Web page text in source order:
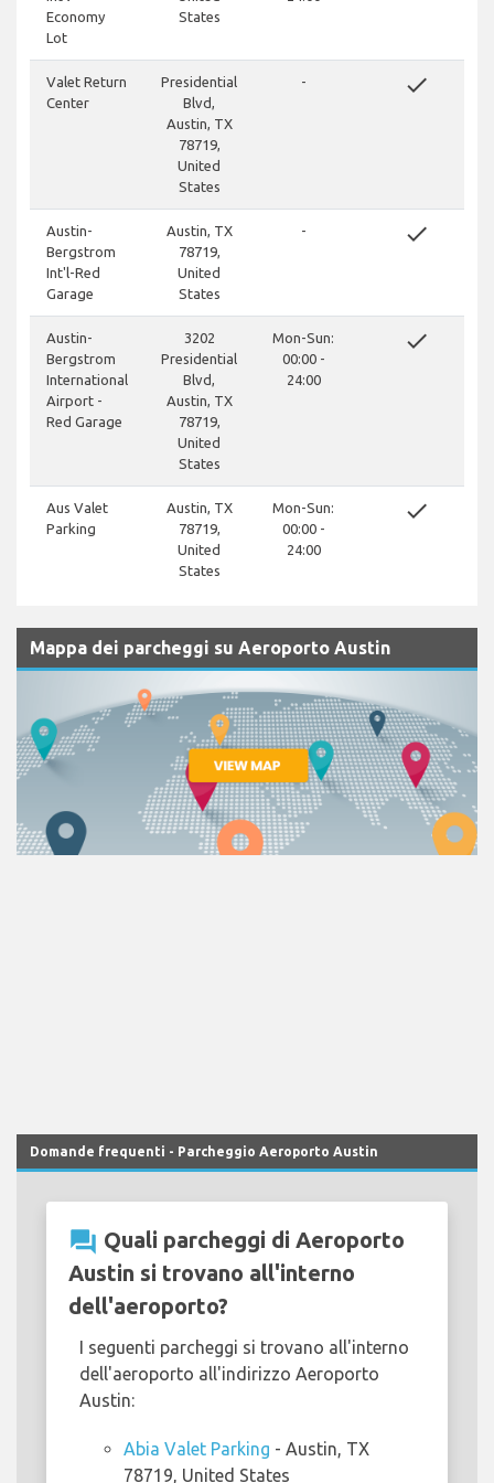
Economy
Lot
States
Valet Return
Center
Presidential
Blvd,
Austin, TX
78719,
United
States
- done
Austin-
Bergstrom
Int'l-Red
Garage
Austin, TX
78719,
United
States
- done
Austin-
Bergstrom
International
Airport -
Red Garage
3202
Presidential
Blvd,
Austin, TX
78719,
United
States
Mon-Sun:
00:00 -
24:00
done
Aus Valet
Parking
Austin, TX
78719,
United
States
Mon-Sun:
00:00 -
24:00
done
Mappa dei parcheggi su Aeroporto Austin
Domande frequenti - Parcheggio Aeroporto Austin
question_answer Quali parcheggi di Aeroporto
Austin si trovano all'interno
dell'aeroporto?
I seguenti parcheggi si trovano all'interno
dell'aeroporto all'indirizzo Aeroporto
Austin:
Abia Valet Parking - Austin, TX
78719, United States